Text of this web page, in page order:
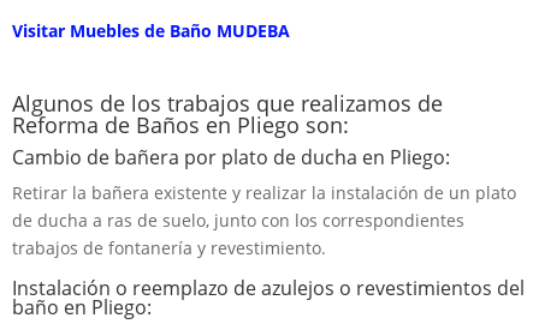
Visitar Muebles de Baño MUDEBA
Algunos de los trabajos que realizamos de
Reforma de Baños en Pliego son:
Cambio de bañera por plato de ducha en Pliego:
Retirar la bañera existente y realizar la instalación de un plato
de ducha a ras de suelo, junto con los correspondientes
trabajos de fontanería y revestimiento.
Instalación o reemplazo de azulejos o revestimientos del
baño en Pliego: